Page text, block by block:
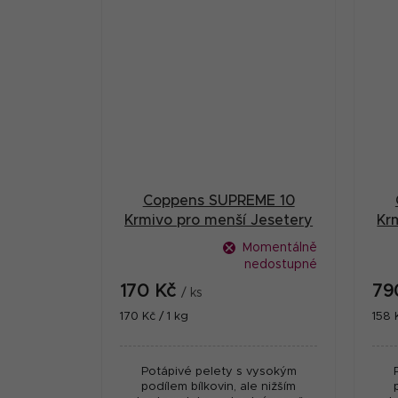
Coppens SUPREME 10
Krmivo pro menší Jesetery
potápivé 4,5 mm 1 kg
Momentálně
nedostupné
170 Kč / ks
Měrná
170 Kč / 1 kg
Potápivé pelety s vysokým
podílem bílkovin, ale nižším
158